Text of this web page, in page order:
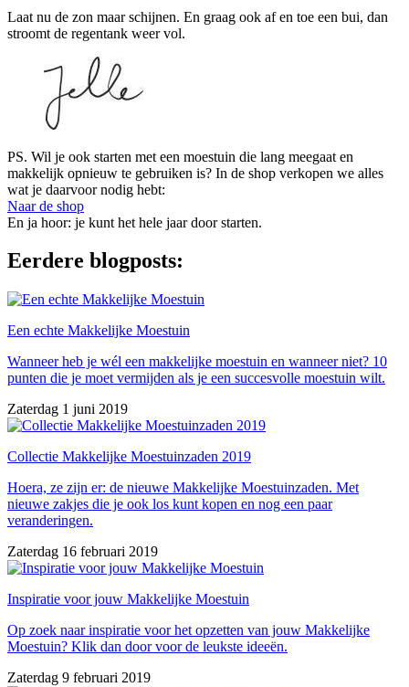
Laat nu de zon maar schijnen. En graag ook af en toe een bui, dan
stroomt de regentank weer vol.
PS. Wil je ook starten met een moestuin die lang meegaat en
makkelijk opnieuw te gebruiken is? In de shop verkopen we alles
wat je daarvoor nodig hebt:
Naar de shop
En ja hoor: je kunt het hele jaar door starten.
Eerdere blogposts:
Een echte Makkelijke Moestuin
Wanneer heb je wél een makkelijke moestuin en wanneer niet? 10
punten die je moet vermijden als je een succesvolle moestuin wilt.
Zaterdag 1 juni 2019
Collectie Makkelijke Moestuinzaden 2019
Hoera, ze zijn er: de nieuwe Makkelijke Moestuinzaden. Met
nieuwe zakjes die je ook los kunt kopen en nog een paar
veranderingen.
Zaterdag 16 februari 2019
Inspiratie voor jouw Makkelijke Moestuin
Op zoek naar inspiratie voor het opzetten van jouw Makkelijke
Moestuin? Klik dan door voor de leukste ideeën.
Zaterdag 9 februari 2019